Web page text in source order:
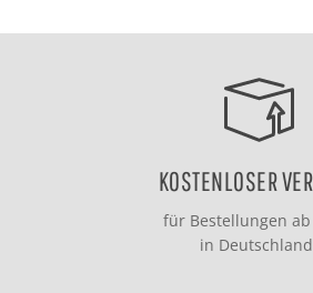
KOSTENLOSER
für Bestellungen ab
in